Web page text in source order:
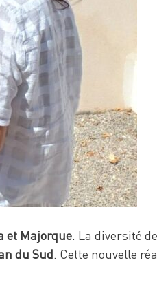
et Majorque. La diversité
du Sud. Cette nouvelle